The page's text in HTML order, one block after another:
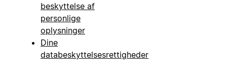
beskyttelse af
personlige
oplysninger
Dine
databeskyttelsesrettigheder